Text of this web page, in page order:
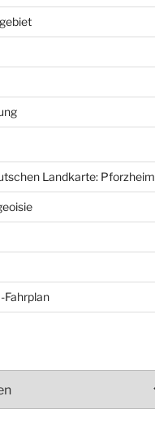
Landkarte: Pforzheim
Fahrplan